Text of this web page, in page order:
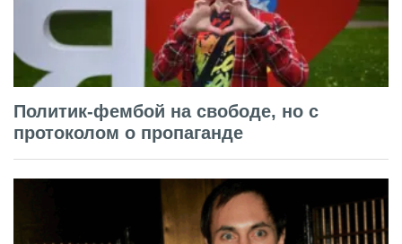
Политик-фембой на свободе, но с
протоколом о пропаганде